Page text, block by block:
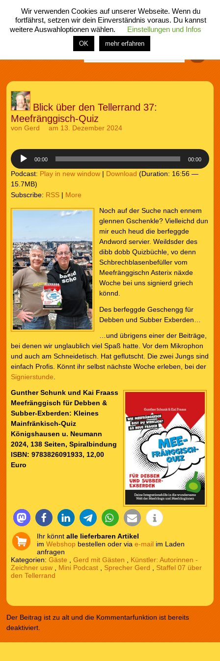
menü
home rubrik buch comic spiel fotos shop
Blick über den Tellerrand 37:
Meefränggisch-Quiz
von Gerd am 13. Dezember 2024
Audio-
Player
00:00 00:00
Podcast: Play in new window| Download (Duration: 16:56 —
15.7MB)
Subscribe: RSS| More
Noch auf der Suche nach ennem
glennen Gschenkle? Vielleichd dun
mir euch heud die berfeggde
Andword servier. Weildsder des
dibb dobb Quizbüchle, vo denn
Schbrechblasenbefüller vom
Meefränggischn Asterix näxde
Woche bei uns signierd griech
könnd.
Des berfeggde Geschengg für
Debben und Subber Exberden…
…und übrigens einer der Beiträge,
bei denen wir unglaublich viel Spaß hatte. Vor dem Mikrophon
und auch am Schneidetisch. Hat geflutscht. Die zwei Jungs sind
einfach Profis. Könnt ihr selbst nächste Woche erleben, bei der
Signierstunde
Gunther Schunk und Kai Fraass
Meefränggisch für Debben &
Subber-Exberden: Kleines
Mainfränkisch-Quiz
Königshausen u. Neumann
2024, 138 Seiten, Spiralbindung
ISBN: 9783826091933, 12,00
Euro
Ihr könnt alle lieferbaren Artikel
im Webshop bestellen oder via e-mail im Laden
anfragen
Kategorien: Gäste Gerd mit Gästen
Künstler: Autorinnen -
Zeichner usw, Mini Podcast, Sprecher Gerd
Staffel 07 über
den Tellerrand
Der Beitrag ist zu alt und die Kommentarfunktion ist bereits
deaktiviert.
Wir verwenden Cookies auf unserer Webseite. Wenn du
fortfährst, setzen wir dein Einverständnis voraus. Du kannst
weitere Auswahloptionen wählen.
Einstellungen und Infos
OK mehr erfahren